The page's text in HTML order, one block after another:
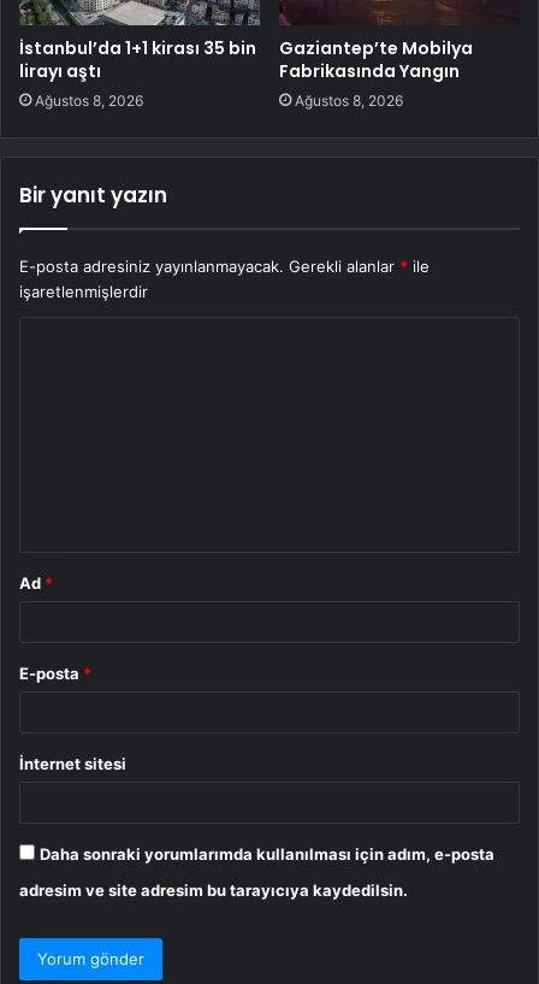
İstanbul’da 1+1 kirası 35 bin
lirayı aştı
Ağustos 8, 2026
Gaziantep’te Mobilya
Fabrikasında Yangın
Ağustos 8, 2026
Bir yanıt yazın
E-posta adresiniz yayınlanmayacak. Gerekli alanlar * ile
işaretlenmişlerdir
Ad *
E-posta *
İnternet sitesi
Daha sonraki yorumlarımda kullanılması için adım, e-posta
adresim ve site adresim bu tarayıcıya kaydedilsin.